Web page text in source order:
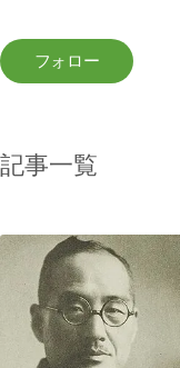
記事一覧